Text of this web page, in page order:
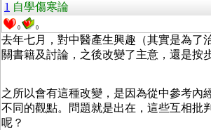
1 自學傷寒論
0 0
去年七月，對中醫產生興趣（其實是為了
關書籍及討論，之後改變了主意，還是按
之所以會有這種改變，是因為從中參考內
不同的觀點。問題就是出在，這些互相批
呢？